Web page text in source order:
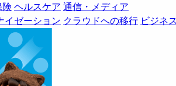
ヘルスケア 通信・メディア
イゼーション クラウドへの移行 ビジネ